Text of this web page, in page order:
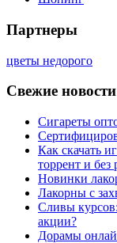
Партнеры
цветы недорого
Свежие новости
Сигареты
Как скачать
торрент и без
Новинки
Лакорны с
Сливы
акции?
Дорамы